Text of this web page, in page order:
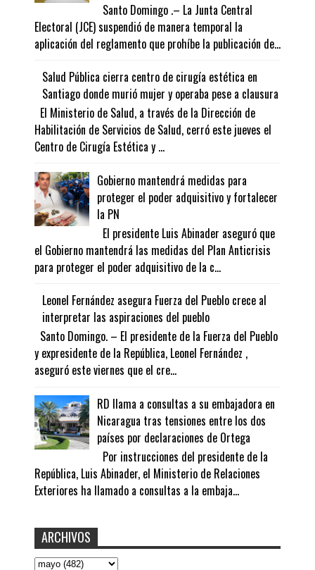
Santo Domingo .– La Junta Central
Electoral (JCE) suspendió de manera temporal la
aplicación del reglamento que prohíbe la publicación de...
Salud Pública cierra centro de cirugía estética en
Santiago donde murió mujer y operaba pese a clausura
El Ministerio de Salud, a través de la Dirección de
Habilitación de Servicios de Salud, cerró este jueves el
Centro de Cirugía Estética y ...
Gobierno mantendrá medidas para
proteger el poder adquisitivo y fortalecer
la PN
El presidente Luis Abinader aseguró que
el Gobierno mantendrá las medidas del Plan Anticrisis
para proteger el poder adquisitivo de la c...
Leonel Fernández asegura Fuerza del Pueblo crece al
interpretar las aspiraciones del pueblo
Santo Domingo. – El presidente de la Fuerza del Pueblo
y expresidente de la República, Leonel Fernández ,
aseguró este viernes que el cre...
RD llama a consultas a su embajadora en
Nicaragua tras tensiones entre los dos
países por declaraciones de Ortega
Por instrucciones del presidente de la
República, Luis Abinader, el Ministerio de Relaciones
Exteriores ha llamado a consultas a la embaja...
ARCHIVOS